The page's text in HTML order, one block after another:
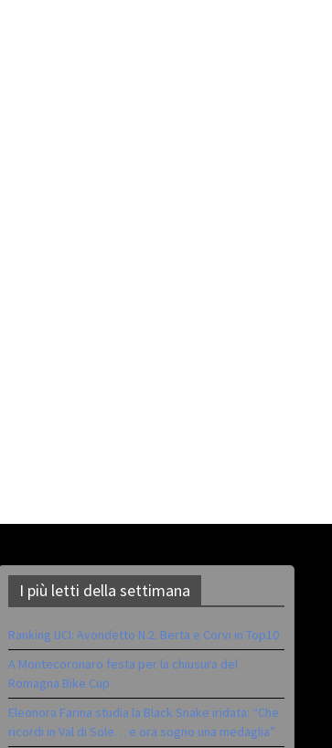
I più letti della settimana
Ranking UCI: Avondetto N.2. Berta e Corvi in Top10
A Montecoronaro festa per la chiusura del
Romagna Bike Cup
Eleonora Farina studia la Black Snake iridata: “Che
ricordi in Val di Sole… e ora sogno una medaglia”